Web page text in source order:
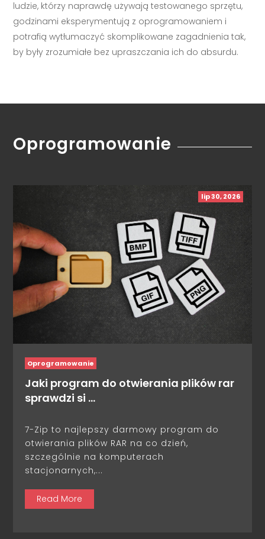
ludzie, którzy naprawdę używają testowanego sprzętu,
godzinami eksperymentują z oprogramowaniem i
potrafią wytłumaczyć skomplikowane zagadnienia tak,
by były zrozumiałe bez upraszczania ich do absurdu.
Oprogramowanie
lip 30, 2026
Oprogramowanie
Jaki program do otwierania plików rar
sprawdzi si …
7-Zip to najlepszy darmowy program do
otwierania plików RAR na co dzień,
szczególnie na komputerach
stacjonarnych,...
Read More